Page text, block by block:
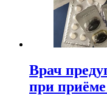
Врач
при